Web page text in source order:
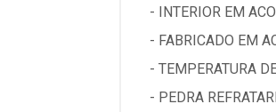
- INTERIOR EM
- FABRICADO EM
- TEMPERATURA
- PEDRA